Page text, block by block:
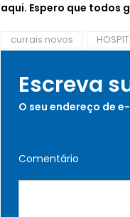
aqui. Espero que todos
currais novos
Escreva
O seu endereço de
Comentário